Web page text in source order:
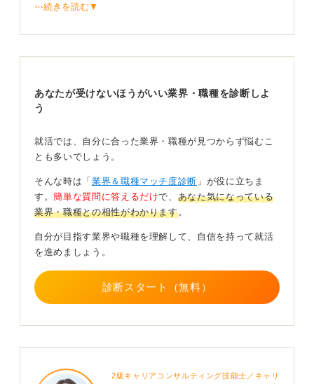
ります。
自分のキャリアプランと照らし合わせ、必要なら対
一方で、国内市場を中心とした企業や、業務内容が主に
地域密着型のサービス業、一部の製造業などでは、英語
力が直接的に求められることは少ない傾向にあります。
り、将来どのようなキャリアを築きたいのか、という点
と照らし合わせて、英語力の必要性を判断することで
す。
もし、英語力が必要とされる分野に挑戦したいのであれ
しょう。
⋯続きを読む▼
あなたが受けないほうがいい業界・職種を診断しよ
う
就活では、自分に合った業界・職種が見つからず悩むこ
とも多いでしょう。
そんな時は「 業界＆職種マッチ度診断 」が役に立ちま
す。簡単な質問に答えるだけで、 あなた気になっている
業界・職種との相性がわかります。
自分が目指す業界や職種を理解して、自信を持って就活
を進めましょう。
診断スタート（無料）
2級キャリアコンサルティング技能士／キャリ